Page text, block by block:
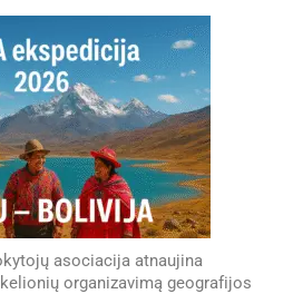
asociacija atnaujina
organizavimą geografijos